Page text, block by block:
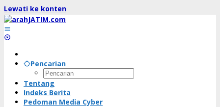
Lewati ke konten
Pencarian
Tentang
Indeks Berita
Pedoman Media Cyber